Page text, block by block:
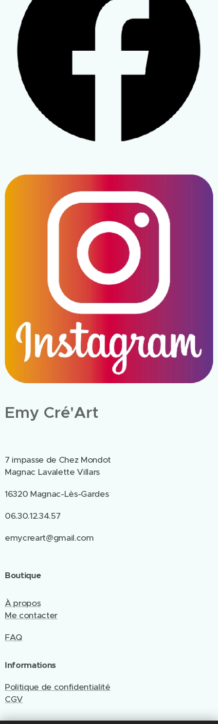
Emy Cré'Art
7 impasse de Chez Mondot
Magnac Lavalette Villars
16320 Magnac-Lès-Gardes
06.30.12.34.57
emycreart@gmail.com
Boutique
À propos
Me contacter
FAQ
Informations
Politique de confidentialité
CGV